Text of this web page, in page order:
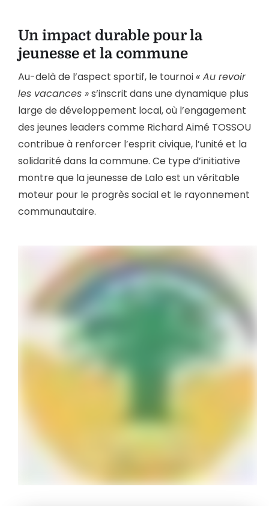
Un impact durable pour la
jeunesse et la commune
Au-delà de l’aspect sportif, le tournoi « Au revoir
les vacances »s’inscrit dans une dynamique plus
large de développement local, où l’engagement
des jeunes leaders comme Richard Aimé TOSSOU
contribue à renforcer l’esprit civique, l’unité et la
solidarité dans la commune. Ce type d’initiative
montre que la jeunesse de Lalo est un véritable
moteur pour le progrès social et le rayonnement
communautaire.